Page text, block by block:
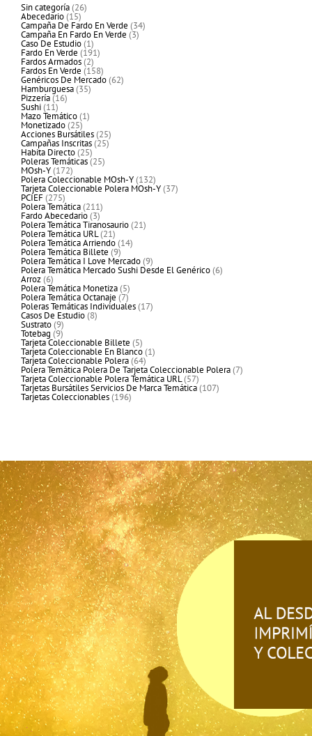
Sin categoría 2626
productos
Abecedario 1515
productos
Campaña De Fardo En Verde 3434
productos
Campaña En Fardo En Verde 33
productos
Caso De Estudio 11
producto
Fardo En Verde 191191
productos
Fardos Armados 22
productos
Fardos En Verde 158158
productos
Genéricos De Mercado 6262
productos
Hamburguesa 3535
productos
Pizzería 1616
productos
Sushi 1111
productos
Mazo Temático 11
producto
Monetizado 2525
productos
Acciones Bursátiles 2525
productos
Campañas Inscritas 2525
productos
Habita Directo 2525
productos
Poleras Temáticas 2525
productos
MOsh-Y 172172
productos
Polera Coleccionable MOsh-Y 132132
productos
Tarjeta Coleccionable Polera MOsh-Y 3737
productos
PCIEF 275275
productos
Polera Temática 211211
productos
Fardo Abecedario 33
productos
Polera Temática Tiranosaurio 2121
productos
Polera Temática URL 2121
productos
Polera Temática Arriendo 1414
productos
Polera Temática Billete 99
productos
Polera Temática I Love Mercado 99
productos
Polera Temática Mercado Sushi Desde El Genérico 66
productos
Arroz 66
productos
Polera Temática Monetiza 55
productos
Polera Temática Octanaje 77
productos
Poleras Temáticas Individuales 1717
productos
Casos De Estudio 88
productos
Sustrato 99
productos
Totebag 99
productos
Tarjeta Coleccionable Billete 55
productos
Tarjeta Coleccionable En Blanco 11
producto
Tarjeta Coleccionable Polera 6464
productos
Polera Temática Polera De Tarjeta Coleccionable Polera 77
productos
Tarjeta Coleccionable Polera Temática URL 5757
productos
Tarjetas Bursátiles Servicios De Marca Temática 107107
productos
Tarjetas Coleccionables 196196
productos